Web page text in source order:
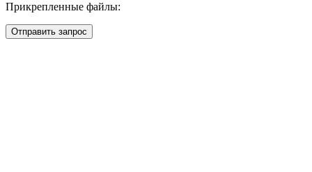
Прикрепленные файлы:
Отправить запрос